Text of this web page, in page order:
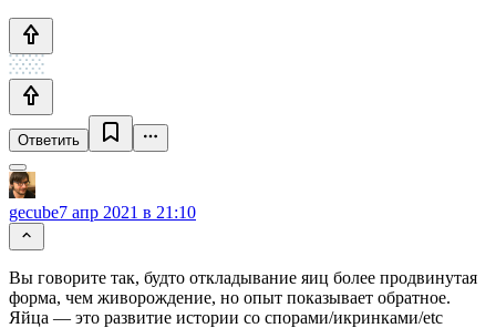
Ответить
gecube7 апр 2021 в 21:10
Вы говорите так, будто откладывание яиц более продвинутая
форма, чем живорождение, но опыт показывает обратное.
Яйца — это развитие истории со спорами/икринками/etc